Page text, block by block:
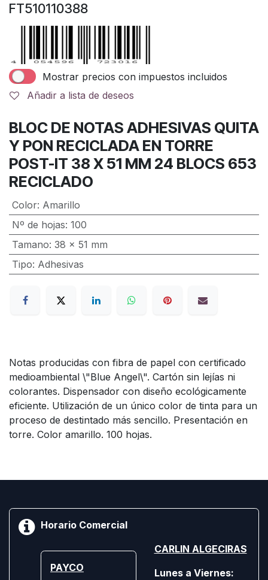
FT510110388
Mostrar precios con impuestos incluidos
Añadir a lista de deseos
BLOC DE NOTAS ADHESIVAS QUITA
Y PON RECICLADA EN TORRE
POST-IT 38 X 51 MM 24 BLOCS 653
RECICLADO
Color: Amarillo
Nº de hojas: 100
Tamano: 38 x 51 mm
Tipo: Adhesivas
Notas producidas con fibra de papel con certificado
medioambiental \"Blue Angel\". Cartón sin lejías ni
colorantes. Dispensador con diseño ecológicamente
eficiente. Utilización de un único color de tinta para un
proceso de destintado más sencillo. Presentación en
torre. Color amarillo. 100 hojas.
Horario Comercial
PAYCO
CARLIN ALGECIRAS
Lunes a Viernes: